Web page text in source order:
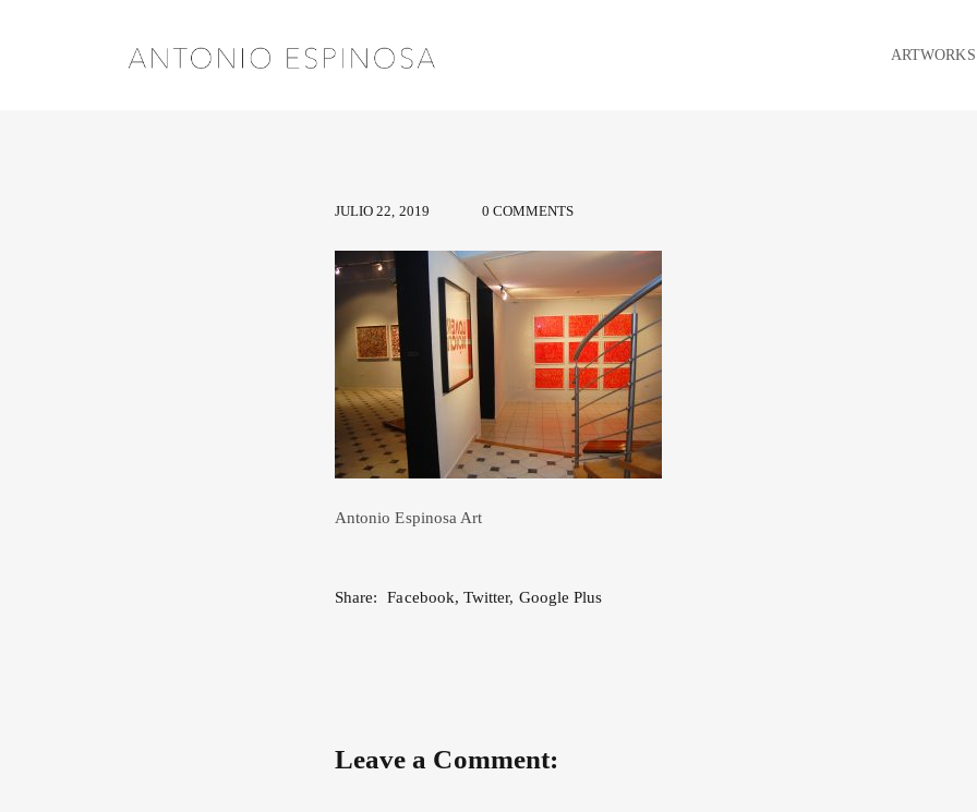
ARTWORKS
JULIO 22, 2019 0 COMMENTS
Antonio Espinosa Art
Share: Facebook,Twitter, Google Plus
Leave a Comment: